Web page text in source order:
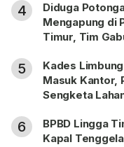
4
Diduga
Mengapung di
Timur, Tim
5
Kades
Masuk Kantor,
Sengketa
6
BPBD Lingga
Kapal